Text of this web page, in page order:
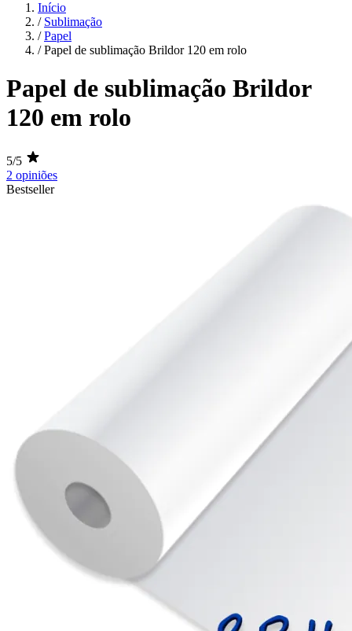
Início
/ Sublimação
/ Papel
/ Papel de sublimação Brildor 120 em rolo
Papel de sublimação Brildor
120 em rolo
5/5
2 opiniões
Bestseller